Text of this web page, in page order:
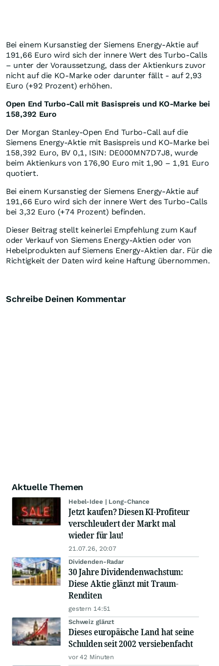
Bei einem Kursanstieg der Siemens Energy-Aktie auf
191,66 Euro wird sich der innere Wert des Turbo-Calls
– unter der Voraussetzung, dass der Aktienkurs zuvor
nicht auf die KO-Marke oder darunter fällt - auf 2,93
Euro (+92 Prozent) erhöhen.
Open End Turbo-Call mit Basispreis und KO-Marke bei
158,392 Euro
Der Morgan Stanley-Open End Turbo-Call auf die
Siemens Energy-Aktie mit Basispreis und KO-Marke bei
158,392 Euro, BV 0,1, ISIN: DE000MN7D7J8, wurde
beim Aktienkurs von 176,90 Euro mit 1,90 – 1,91 Euro
quotiert.
Bei einem Kursanstieg der Siemens Energy-Aktie auf
191,66 Euro wird sich der innere Wert des Turbo-Calls
bei 3,32 Euro (+74 Prozent) befinden.
Dieser Beitrag stellt keinerlei Empfehlung zum Kauf
oder Verkauf von Siemens Energy-Aktien oder von
Hebelprodukten auf Siemens Energy-Aktien dar. Für die
Richtigkeit der Daten wird keine Haftung übernommen.
Schreibe Deinen Kommentar
Aktuelle Themen
Hebel-Idee | Long-Chance
Jetzt kaufen? Diesen KI-Profiteur
verschleudert der Markt mal
wieder für lau!
21.07.26, 20:07
Dividenden-Radar
30 Jahre Dividendenwachstum:
Diese Aktie glänzt mit Traum-
Renditen
gestern 14:51
Schweiz glänzt
Dieses europäische Land hat seine
Schulden seit 2002 versiebenfacht
vor 42 Minuten